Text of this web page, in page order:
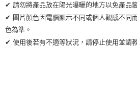
✔ 請勿將產品放在陽光曝曬的地方以免產品
✔ 圖片顏色因電腦顯示不同或個人觀感不同
色為準。
✔ 使用後若有不適等狀況，請停止使用並請